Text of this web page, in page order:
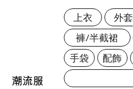
潮流服
上衣 外套
褲/半截裙
手袋
配飾